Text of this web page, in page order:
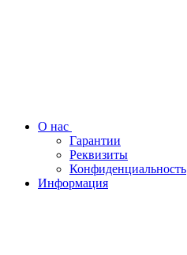
О нас
Гарантии
Реквизиты
Конфиденциальность
Информация